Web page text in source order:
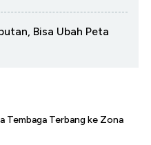
Bisa Ubah Peta
Tembaga Terbang ke Zona